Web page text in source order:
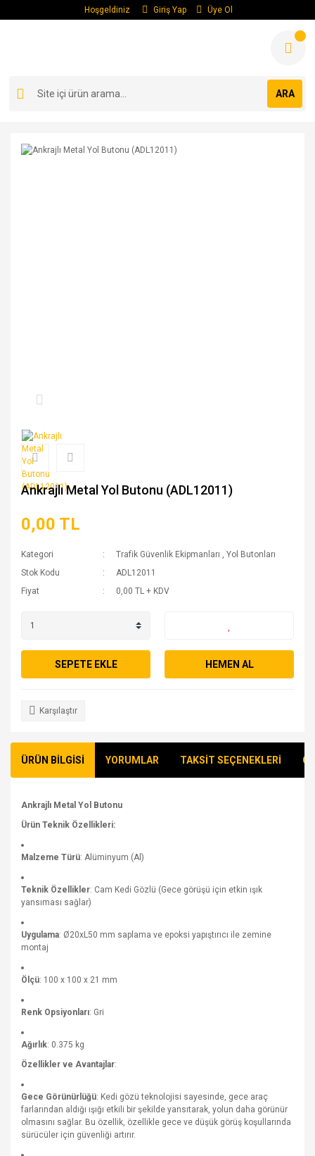
Hoşgeldiniz Giriş Yap Üye Ol
ARA
Ankrajlı Metal Yol Butonu (ADL12011)
0,00 TL
Kategori Trafik Güvenlik Ekipmanları ,Yol Butonları
Stok Kodu
ADL12011
Fiyat
0,00 TL + KDV
SEPETE EKLE HEMEN AL
Karşılaştır
ÜRÜN BİLGİSİ YORUMLAR TAKSİT SEÇENEKLERİ
Ankrajlı Metal Yol Butonu
Ürün Teknik Özellikleri:
Malzeme Türü: Alüminyum (Al)
Teknik Özellikler: Cam Kedi Gözlü (Gece görüşü için etkin ışık
yansıması sağlar)
Uygulama: Ø20xL50 mm saplama ve epoksi yapıştırıcı ile zemine
montaj
Ölçü: 100 x 100 x 21 mm
Renk Opsiyonları: Gri
Ağırlık: 0.375 kg
Özellikler ve Avantajlar:
Gece Görünürlüğü: Kedi gözü teknolojisi sayesinde, gece araç
farlarından aldığı ışığı etkili bir şekilde yansıtarak, yolun daha görünür
olmasını sağlar. Bu özellik, özellikle gece ve düşük görüş koşullarında
sürücüler için güvenliği artırır.